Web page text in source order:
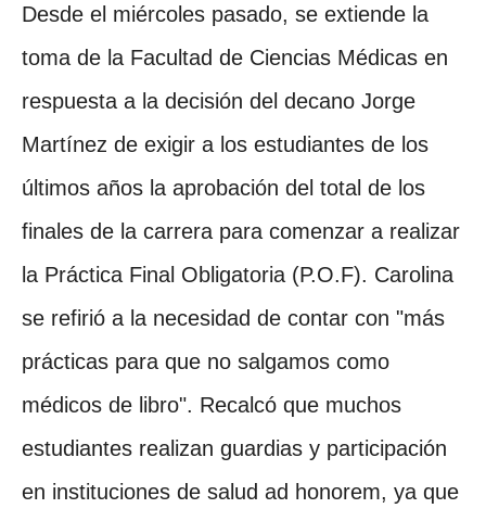
Desde el miércoles pasado, se extiende la
toma de la Facultad de Ciencias Médicas en
respuesta a la decisión del decano Jorge
Martínez de exigir a los estudiantes de los
últimos años la aprobación del total de los
finales de la carrera para comenzar a realizar
la Práctica Final Obligatoria (P.O.F). Carolina
se refirió a la necesidad de contar con "más
prácticas para que no salgamos como
médicos de libro". Recalcó que muchos
estudiantes realizan guardias y participación
en instituciones de salud ad honorem, ya que